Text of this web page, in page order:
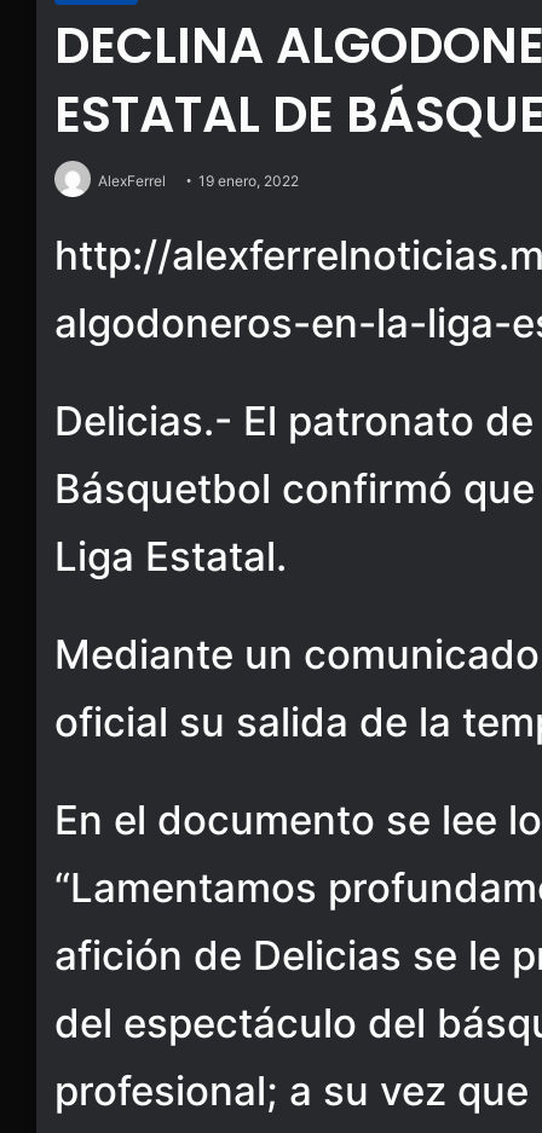
DECLINA
ESTATAL DE
AlexFerrel 19 enero, 2022
http://
algodoneros-en-la-liga-
Delicias.- El patronato
Básquetbol confirmó
Liga Estatal.
Mediante un
oficial su salida de la
En el documento se lee
“Lamentamos
afición de Delicias se le
del espectáculo del
profesional; a su vez